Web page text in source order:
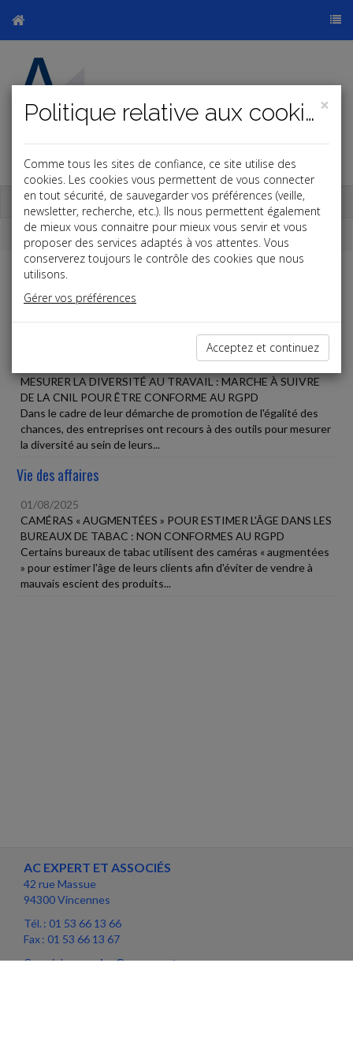
Base documentaire
Dépêches
Liste des dernières dépêches
MESURER LA DIVERSITÉ AU TRAVAIL : MARCHE À SUIVRE
DE LA CNIL POUR ÊTRE CONFORME AU RGPD
Dans le cadre de leur démarche de promotion de l'égalité des
chances, des entreprises ont recours à des outils pour mesurer
la diversité au sein de leurs...
Vie des affaires
01/08/2025
CAMÉRAS « AUGMENTÉES » POUR ESTIMER L'ÂGE DANS LES
BUREAUX DE TABAC : NON CONFORMES AU RGPD
Certains bureaux de tabac utilisent des caméras « augmentées
» pour estimer l'âge de leurs clients afin d'éviter de vendre à
mauvais escient des produits...
AC EXPERT ET ASSOCIÉS
42 rue Massue
94300 Vincennes
Tél. : 01 53 66 13 66
Fax : 01 53 66 13 67
Courriel :associes@ac-expert.com
×
Politique relative aux cookies
Comme tous les sites de confiance, ce site utilise des
cookies. Les cookies vous permettent de vous connecter
en tout sécurité, de sauvegarder vos préférences (veille,
newsletter, recherche, etc.). Ils nous permettent également
de mieux vous connaitre pour mieux vous servir et vous
proposer des services adaptés à vos attentes. Vous
conserverez toujours le contrôle des cookies que nous
utilisons.
Gérer vos préférences
Acceptez et continuez